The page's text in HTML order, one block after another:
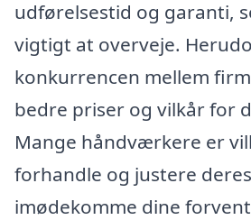
udførelsestid og garanti,
vigtigt at overveje.
konkurrencen mellem
bedre priser og vilkår for
Mange håndværkere er
forhandle og justere
imødekomme dine